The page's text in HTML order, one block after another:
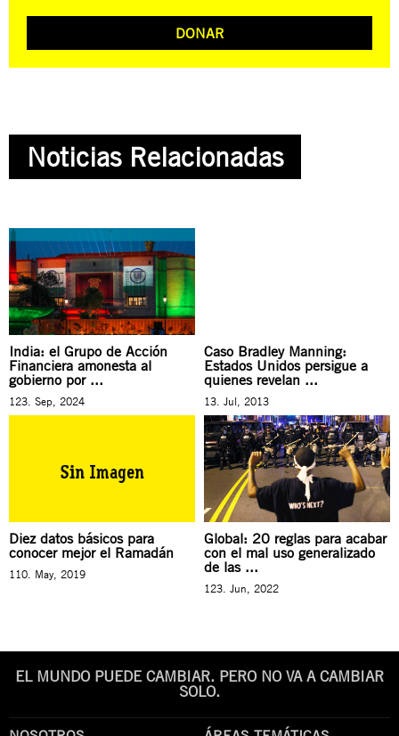
DONAR
Noticias Relacionadas
India: el Grupo de Acción
Financiera amonesta al
gobierno por ...
123. Sep, 2024
Caso Bradley Manning:
Estados Unidos persigue a
quienes revelan ...
13. Jul, 2013
Diez datos básicos para
conocer mejor el Ramadán
110. May, 2019
Global: 20 reglas para acabar
con el mal uso generalizado
de las ...
123. Jun, 2022
EL MUNDO PUEDE CAMBIAR. PERO NO VA A CAMBIAR
SOLO.